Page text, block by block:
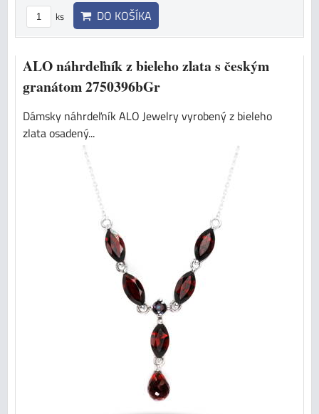
ks DO KOŠÍKA
ALO náhrdeľník z bieleho zlata s českým
granátom 2750396bGr
Dámsky náhrdeľník ALO Jewelry vyrobený z bieleho
zlata osadený...